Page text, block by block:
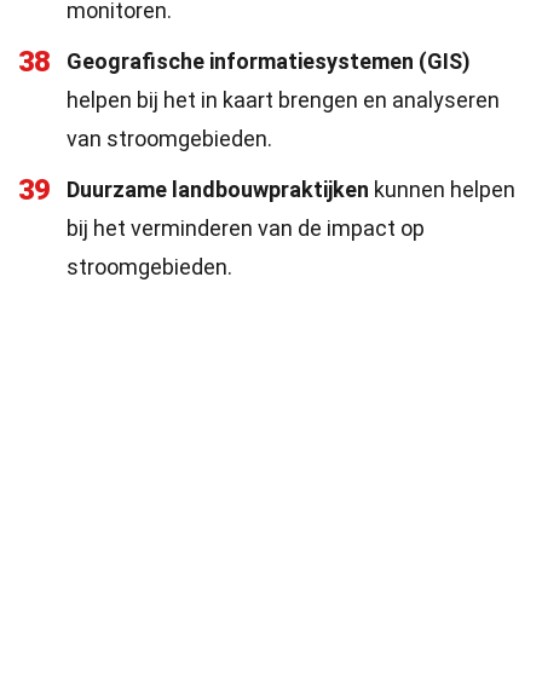
monitoren.
38
Geografische informatiesystemen (GIS)
helpen bij het in kaart brengen en analyseren
van stroomgebieden.
39 Duurzame landbouwpraktijken kunnen helpen
bij het verminderen van de impact op
stroomgebieden.